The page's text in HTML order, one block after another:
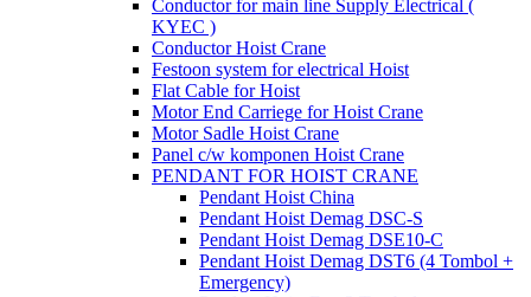
Conductor for main line Supply Electrical (
KYEC )
Conductor Hoist Crane
Festoon system for electrical Hoist
Flat Cable for Hoist
Motor End Carriege for Hoist Crane
Motor Sadle Hoist Crane
Panel c/w komponen Hoist Crane
PENDANT FOR HOIST CRANE
Pendant Hoist China
Pendant Hoist Demag DSC-S
Pendant Hoist Demag DSE10-C
Pendant Hoist Demag DST6 (4 Tombol +
Emergency)